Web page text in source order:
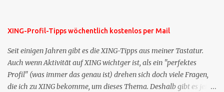
XING-Profil-Tipps wöchentlich kostenlos per Mail
Seit einigen Jahren gibt es die XING-Tipps aus meiner Tastatur.
Auch wenn Aktivität auf XING wichtger ist, als ein "perfektes
Profil" (was immer das genau ist) drehen sich doch viele Fragen,
die ich zu XING bekomme, um dieses Thema. Deshalb gibt es jetzt